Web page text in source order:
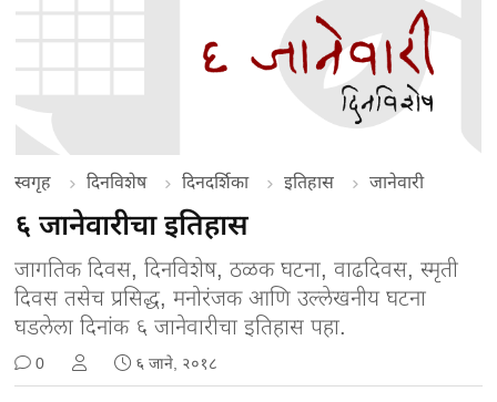
स्वगृह दिनविशेष दिनदर्शिका इतिहास जानेवारी
६ जानेवारीचा इतिहास
जागतिक दिवस, दिनविशेष, ठळक घटना, वाढदिवस, स्मृती
दिवस तसेच प्रसिद्ध, मनोरंजक आणि उल्लेखनीय घटना
घडलेला दिनांक ६ जानेवारीचा इतिहास पहा.
0 ६ जाने, २०१८